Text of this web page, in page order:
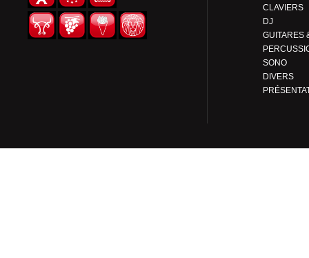
CLAVIERS
DJ
SONO
DIVERS